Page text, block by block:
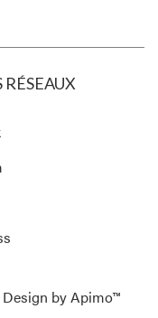
RÉSEAUX
Design byApimo™